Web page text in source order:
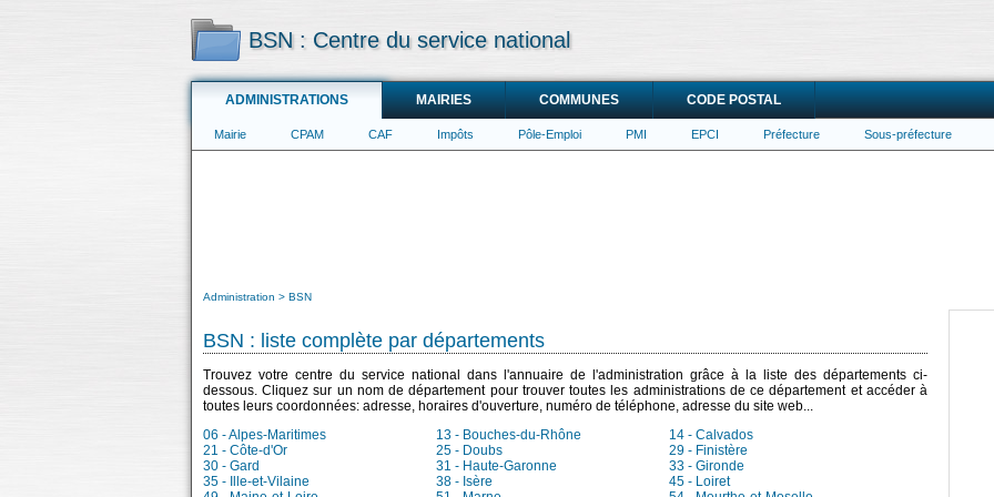
BSN : Centre du service national
ADMINISTRATIONS MAIRIES COMMUNES CODE POSTAL
Mairie CPAM CAF Impôts Pôle-Emploi PMI EPCI Préfecture Sous-préfecture
Administration BSN
BSN : liste complète par départements
Trouvez votre centre du service national dans l'annuaire de l'administration grâce à la liste des départements ci-
dessous. Cliquez sur un nom de département pour trouver toutes les administrations de ce département et accéder à
toutes leurs coordonnées: adresse, horaires d'ouverture, numéro de téléphone, adresse du site web...
06 - Alpes-Maritimes
13 - Bouches-du-Rhône
14 - Calvados
21 - Côte-d'Or
25 - Doubs
29 - Finistère
30 - Gard
31 - Haute-Garonne
33 - Gironde
35 - Ille-et-Vilaine
38 - Isère
45 - Loiret